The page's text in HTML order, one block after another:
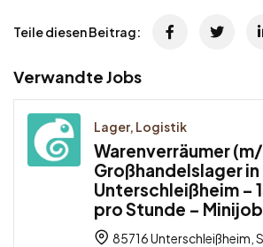
Teile diesen Beitrag:
Verwandte Jobs
Lager, Logistik
Warenverräumer
Großhandelslager in
Unterschleißheim –
pro Stunde – Minijob
85716 Unterschleißheim,